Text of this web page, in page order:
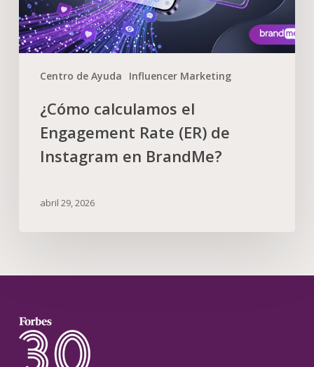
Centro de Ayuda Influencer Marketing
¿Cómo calculamos el
Engagement Rate (ER) de
Instagram en BrandMe?
abril 29, 2026